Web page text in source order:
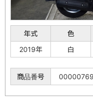
年式 色
2019年
白
商品番号